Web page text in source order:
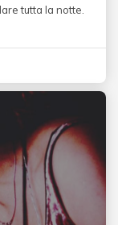
tutta la notte.